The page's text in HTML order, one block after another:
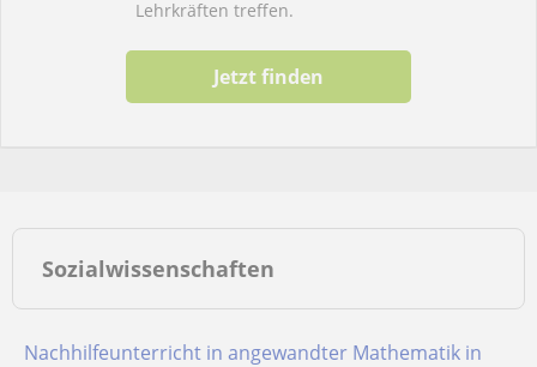
Lehrkräften treffen.
Jetzt finden
Sozialwissenschaften
Nachhilfeunterricht in angewandter Mathematik in